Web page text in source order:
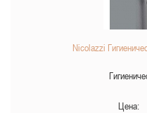
Nicolazzi
Цена: